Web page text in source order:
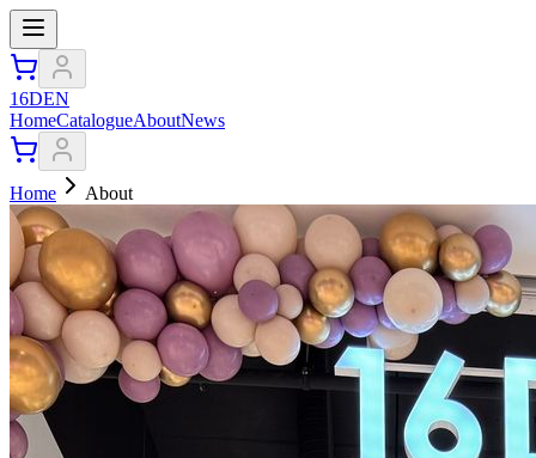
16DEN
HomeCatalogueAboutNews
Home About